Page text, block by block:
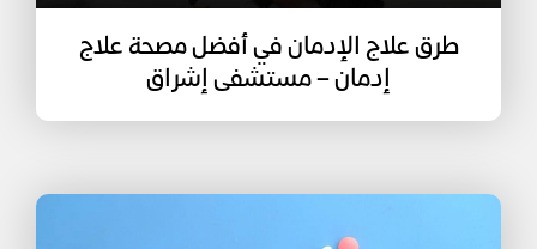
طرق علاج الإدمان في أفضل مصحة علاج
إدمان – مستشفى إشراق